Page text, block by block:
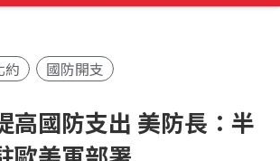
約 國防開支
高國防支出 美防長：半